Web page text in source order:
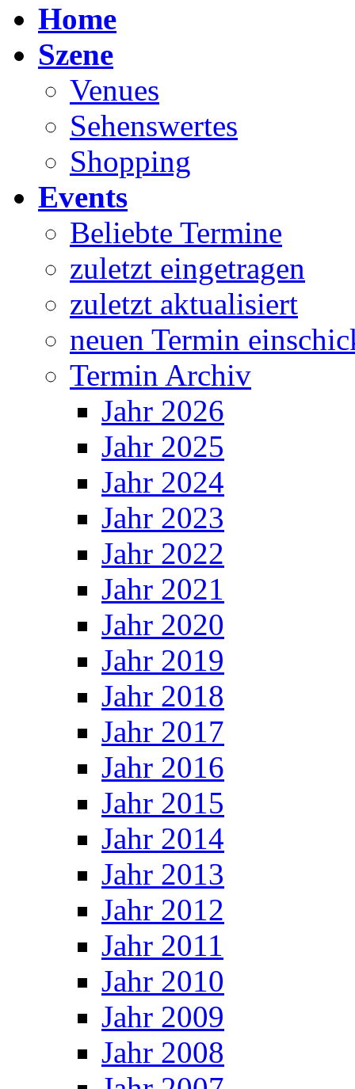
Home
Szene
Venues
Sehenswertes
Shopping
Events
Beliebte Termine
zuletzt eingetragen
zuletzt aktualisiert
neuen Termin
Termin Archiv
Jahr 2026
Jahr 2025
Jahr 2024
Jahr 2023
Jahr 2022
Jahr 2021
Jahr 2020
Jahr 2019
Jahr 2018
Jahr 2017
Jahr 2016
Jahr 2015
Jahr 2014
Jahr 2013
Jahr 2012
Jahr 2011
Jahr 2010
Jahr 2009
Jahr 2008